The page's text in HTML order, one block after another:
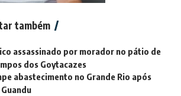
também
assassinado por morador no pátio de
dos Goytacazes
abastecimento no Grande Rio após